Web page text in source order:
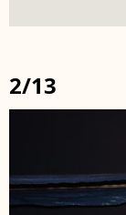
2/13